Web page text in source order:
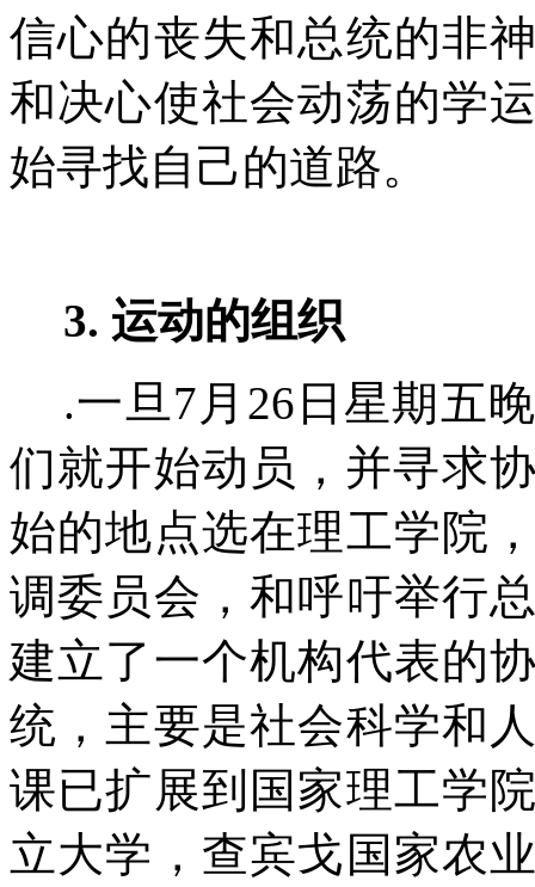
信心的丧失和总统的非
和决心使社会动荡的学
始寻找自己的道路。
3. 运动的组织
.一旦7 月 26 日星期五
们就开始动员，并寻求
始的地点选在理工学院
调委员会，和呼吁举行
建立了一个机构代表的
统，主要是社会科学和
课已扩展到国家理工学
立大学，查宾戈国家农